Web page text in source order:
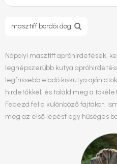
masztiff bordói dog
Nápolyi masztiff apróhirdetések,
legnépszerűbb kutya
legfrissebb eladó kiskutya
hirdetőkkel, és találd meg a
Fedezd fel a különböző fajtákat,
meg az első lépést egy hűséges